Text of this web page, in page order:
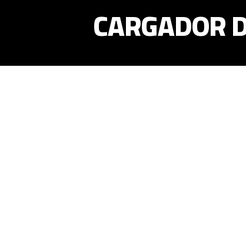
CARGADOR